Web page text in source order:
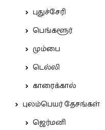
புதுச்சேரி
பெங்களூர்
மும்பை
டெல்லி
காரைக்கால்
புலம்பெயர் தேசங்கள்
ஜெர்மனி